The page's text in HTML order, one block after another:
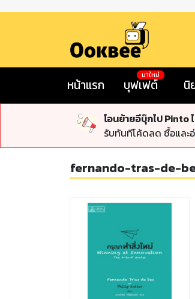
หน้าแรก บุฟเฟต์
มาใหม่
นิ
โอนย้ายอีบุ๊กไป Pinto
รับทันทีโค้ดลด ซื้อและ
fernando-tras-de-